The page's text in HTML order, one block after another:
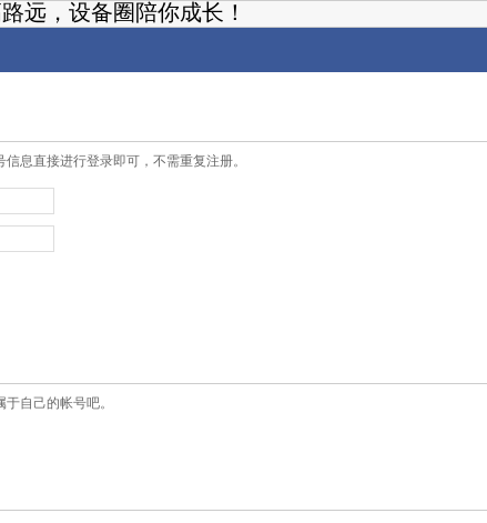
远，设备圈陪你成长！
息直接进行登录即可，不需重复注册。
自己的帐号吧。